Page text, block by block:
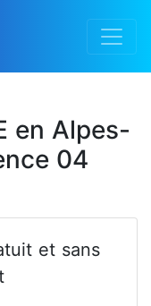
en Alpes-
04
et sans